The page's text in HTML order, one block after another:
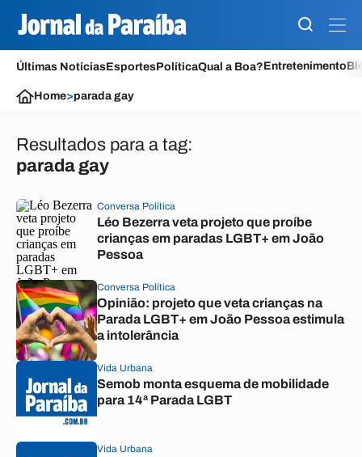
Últimas NotíciasEsportesPolíticaQual a Boa?Entretenimento
Home>parada gay
Resultados para a tag:
parada gay
Conversa Política
Léo Bezerra veta projeto que proíbe
crianças em paradas LGBT+ em João
Pessoa
Conversa Política
Opinião: projeto que veta crianças na
Parada LGBT+ em João Pessoa estimula
a intolerância
Vida Urbana
Semob monta esquema de mobilidade
para 14ª Parada LGBT
Vida Urbana